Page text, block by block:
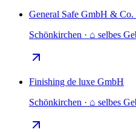
General Safe GmbH &
Schönkirchen · ⌂ selbes
Finishing de luxe GmbH
Schönkirchen · ⌂ selbes